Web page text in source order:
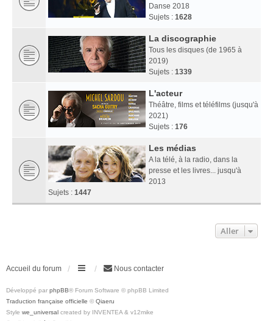
Danse 2018
Sujets : 1628
La discographie
Tous les disques (de 1965 à
2019)
Sujets : 1339
L'acteur
Théâtre, films et téléfilms (jusqu'à
2021)
Sujets : 176
Les médias
A la télé, à la radio, dans la
presse et les livres... jusqu'à
2013
Sujets : 1447
Aller
Accueil du forum Nous contacter
Développé par phpBB® Forum Software © phpBB Limited
Traduction française officielle © Qiaeru
Style we_universal created by INVENTEA & v12mike